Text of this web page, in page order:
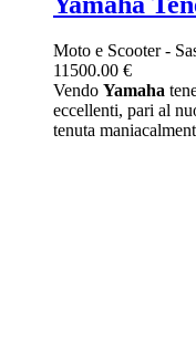
Moto e Scooter-
11500.00 €
Vendo Yamaha
eccellenti, pari al
tenuta